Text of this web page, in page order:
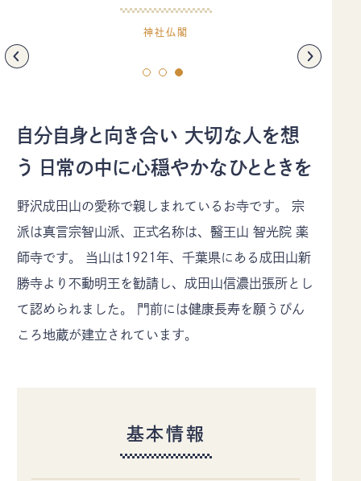
佐久市について イベント
モデルコース 特集記事
お知らせ ギャラリー
お問い合わせ 当協会のご案内
協会員情報 プライバシーポリシー
TEL0267-62-3285FAX0267-62-2269
神社仏閣
自分自身と向き合い 大切な人を想
う 日常の中に心穏やかなひとときを
野沢成田山の愛称で親しまれているお寺です。 宗
派は真言宗智山派、正式名称は、醫王山 智光院 薬
師寺です。 当山は1921年、千葉県にある成田山新
勝寺より不動明王を勧請し、成田山信濃出張所とし
て認められました。 門前には健康長寿を願うぴん
ころ地蔵が建立されています。
基本情報